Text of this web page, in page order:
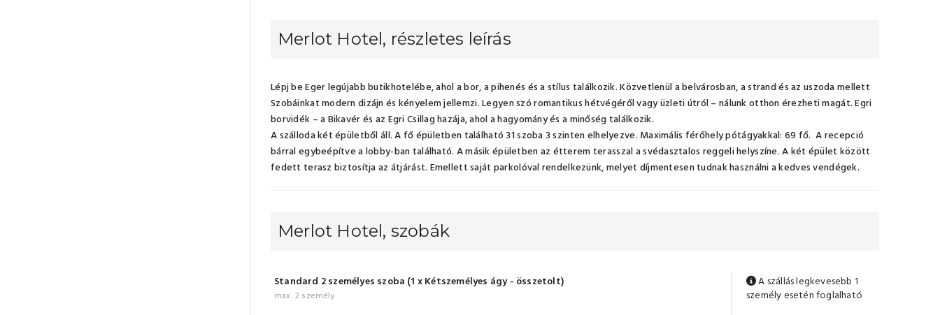
Merlot Hotel, részletes leírás
Lépj be Eger legújabb butikhotelébe, ahol a bor, a pihenés és a stílus találkozik. Közvetlenül a belvárosban, a strand és az uszoda mellett
Szobáinkat modern dizájn és kényelem jellemzi. Legyen szó romantikus hétvégéről vagy üzleti útról – nálunk otthon érezheti magát. Egri
borvidék – a Bikavér és az Egri Csillag hazája, ahol a hagyomány és a minőség találkozik.
A szálloda két épületből áll. A fő épületben található 31 szoba 3 szinten elhelyezve. Maximális férőhely pótágyakkal: 69 fő. A recepció
bárral egybeépítve a lobby-ban található. A másik épületben az étterem terasszal a svédasztalos reggeli helyszíne. A két épület között
fedett terasz biztosítja az átjárást. Emellett saját parkolóval rendelkezünk, melyet díjmentesen tudnak használni a kedves vendégek.
Merlot Hotel, szobák
Standard 2 személyes szoba (1 x Kétszemélyes ágy - összetolt)
max. 2 személy
A szállás legkevesebb 1
személy esetén foglalható